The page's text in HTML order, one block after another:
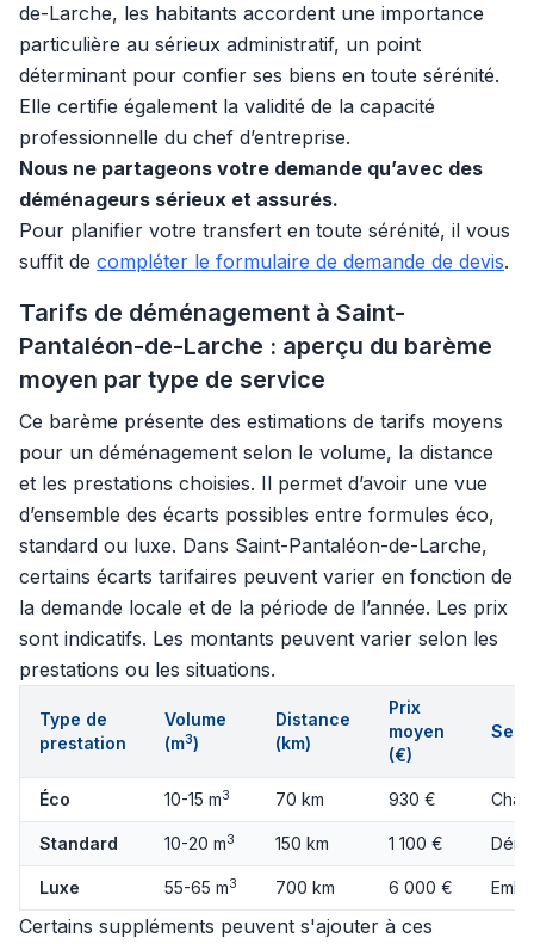
de-Larche, les habitants accordent une importance
particulière au sérieux administratif, un point
déterminant pour confier ses biens en toute sérénité.
Elle certifie également la validité de la capacité
professionnelle du chef d’entreprise.
Nous ne partageons votre demande qu’avec des
déménageurs sérieux et assurés.
Pour planifier votre transfert en toute sérénité, il vous
suffit de compléter le formulaire de demande de devis.
Tarifs de déménagement à Saint-
Pantaléon-de-Larche : aperçu du barème
moyen par type de service
Ce barème présente des estimations de tarifs moyens
pour un déménagement selon le volume, la distance
et les prestations choisies. Il permet d’avoir une vue
d’ensemble des écarts possibles entre formules éco,
standard ou luxe. Dans Saint-Pantaléon-de-Larche,
certains écarts tarifaires peuvent varier en fonction de
la demande locale et de la période de l’année. Les prix
sont indicatifs. Les montants peuvent varier selon les
prestations ou les situations.
Type de
prestation
Volume
(m3)
Distance
(km)
Prix
moyen
(€)
Éco 10-15 m3 70 km 930 €
Standard 10-20 m3 150 km 1 100 €
Luxe 55-65 m3 700 km 6 000 €
Certains suppléments peuvent s'ajouter à ces